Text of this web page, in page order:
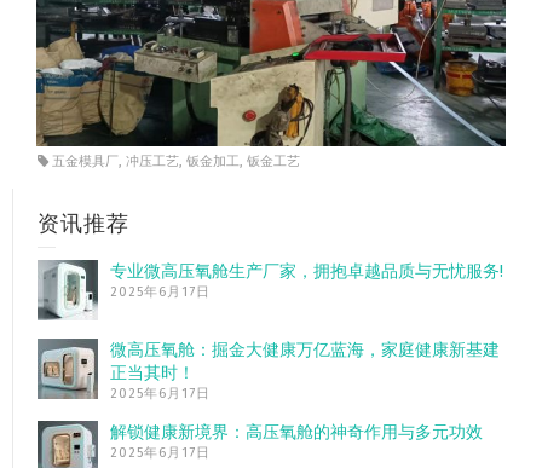
五金模具厂,冲压工艺,钣金加工,钣金工艺
资讯推荐
专业微高压氧舱生产厂家，拥抱卓越品质与无忧服务!
2025年6月17日
微高压氧舱：掘金大健康万亿蓝海，家庭健康新基建
正当其时！
2025年6月17日
解锁健康新境界：高压氧舱的神奇作用与多元功效
2025年6月17日